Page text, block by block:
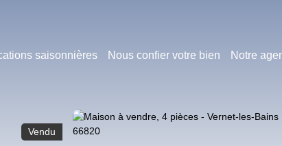
saisonnières Nous confier votre bien Notre
Vendu